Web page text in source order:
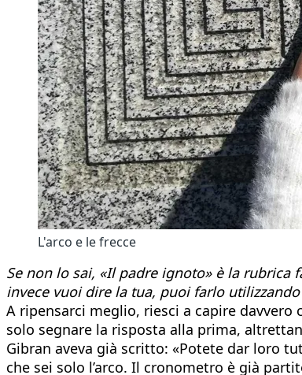
L'arco e le frecce
Se non lo sai, «Il padre ignoto» è la
invece vuoi dire la tua, puoi farlo utilizzando
A ripensarci meglio, riesci a capire
solo segnare la risposta alla prima,
Gibran aveva già scritto: «Potete dar loro
che sei solo l’arco. Il cronometro è già